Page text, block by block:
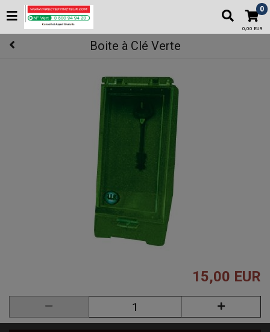
0
0,00 EUR
Boite à Clé Verte
15,00 EUR